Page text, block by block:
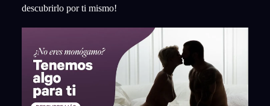
descubrirlo por ti mismo!